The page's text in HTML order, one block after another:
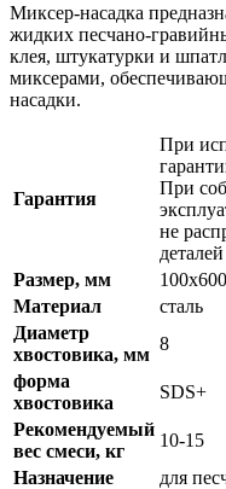
Миксер-насадка
жидких песчано-
клея, штукатурки и
миксерами,
насадки.
Гарантия
При
При
не
Размер, мм
100х600
Материал
сталь
Диаметр
хвостовика, мм
8
форма
хвостовика
SDS+
Рекомендуемый
вес смеси, кг
10-15
Назначение
для